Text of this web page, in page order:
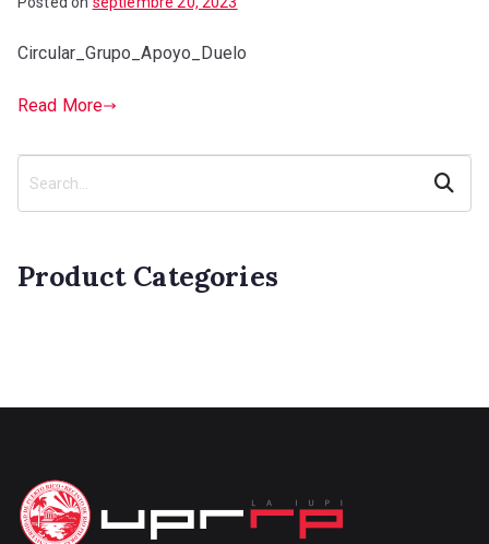
Circular_Grupo_Apoyo_Duelo
Read More
Search
Product Categories